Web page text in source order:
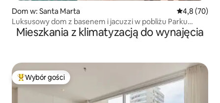
Dom w: Santa Marta Średnia
4,8 (70)
Luksusowy dom z basenem i jacuzzi w pobliżu Parku
Narodowego Tayrona
Mieszkania z klimatyzacją do wynajęcia
Najpopularniejsze z kategorii Wybór gości
Wybór gości